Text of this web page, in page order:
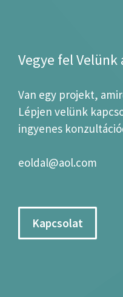
Vegye fel
Van egy projekt,
Lépjen velünk
ingyenes
eoldal@aol.com
Kapcsolat